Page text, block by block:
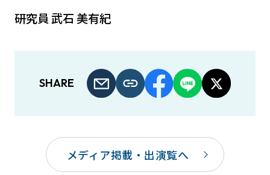
研究員 武石 美有紀
SHARE
メディア掲載・出演覧へ